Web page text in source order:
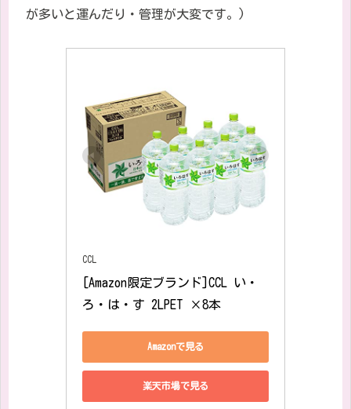
が多いと運んだり・管理が大変です。)
CCL
[Amazon限定ブランド]CCL い・
ろ・は・す 2LPET ×8本
Amazonで見る
楽天市場で見る